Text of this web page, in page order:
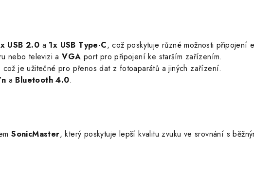
USB 2.0 a 1x USB Type-C, což poskytuje různé možnosti připojení
nebo televizi aVGA port pro připojení ke starším zařízením.
je užitečné pro přenos dat z fotoaparátů a jiných zařízení.
a Bluetooth 4.0.
SonicMaster, který poskytuje lepší kvalitu zvuku ve srovnání s